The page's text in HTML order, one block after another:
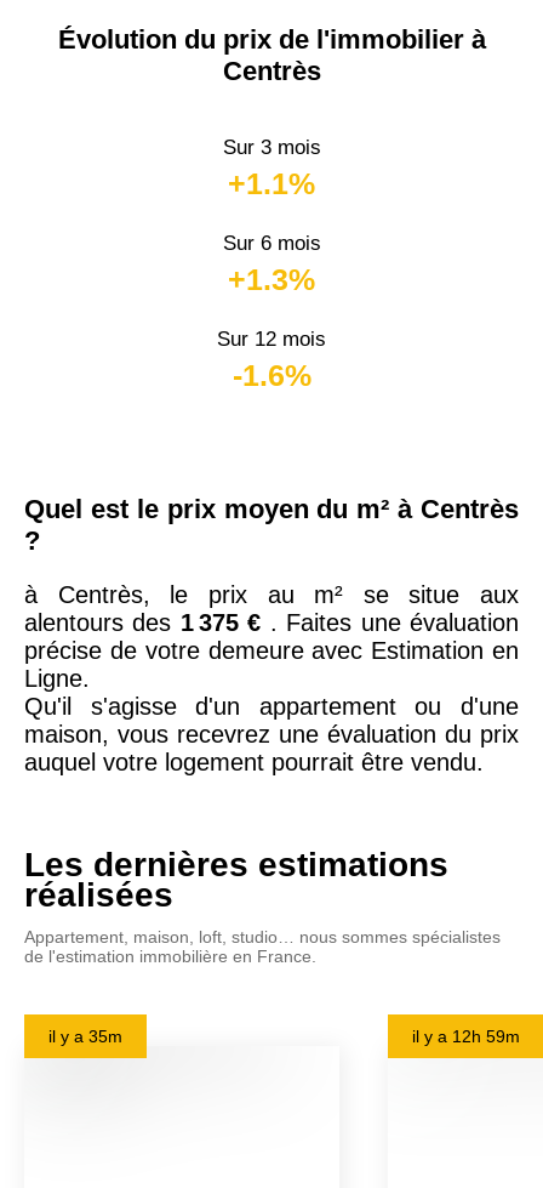
Évolution du prix de l'immobilier à
Centrès
Sur 3 mois
+1.1%
Sur 6 mois
+1.3%
Sur 12 mois
-1.6%
Quel est le prix moyen du m² à Centrès
?
à Centrès, le prix au m² se situe aux
alentours des 1 375 € . Faites une évaluation
précise de votre demeure avec Estimation en
Ligne.
Qu'il s'agisse d'un appartement ou d'une
maison, vous recevrez une évaluation du prix
auquel votre logement pourrait être vendu.
Les dernières estimations
réalisées
Appartement, maison, loft, studio… nous sommes spécialistes
de l'estimation immobilière en France.
il y a 35m il y a 12h 59m